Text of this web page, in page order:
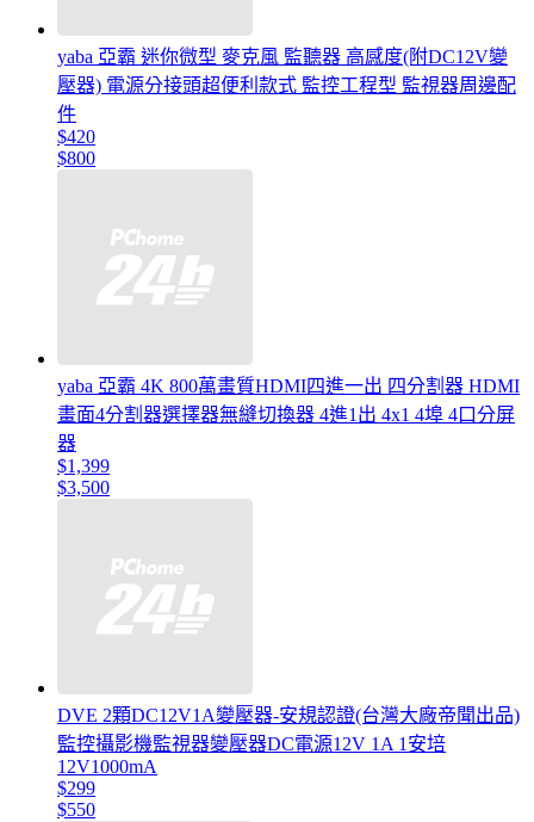
yaba 亞霸 迷你微型 麥克風 監聽器 高感度(附DC12V變
壓器) 電源分接頭超便利款式 監控工程型 監視器周邊配
件
$420
$800
yaba 亞霸 4K 800萬畫質HDMI四進一出 四分割器 HDMI
畫面4分割器選擇器無縫切換器 4進1出 4x1 4埠 4口分屏
器
$1,399
$3,500
DVE 2顆DC12V1A變壓器-安規認證(台灣大廠帝聞出品)
監控攝影機監視器變壓器DC電源12V 1A 1安培
12V1000mA
$299
$550